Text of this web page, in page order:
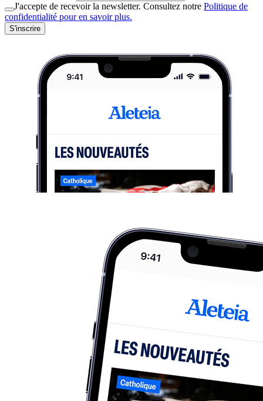
J'accepte de recevoir la newsletter. Consultez notre Politique de
confidentialité pour en savoir plus.
S'inscrire